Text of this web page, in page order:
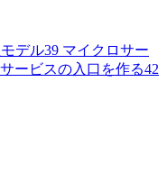
デル39 マイクロサー
ービスの入口を作る42